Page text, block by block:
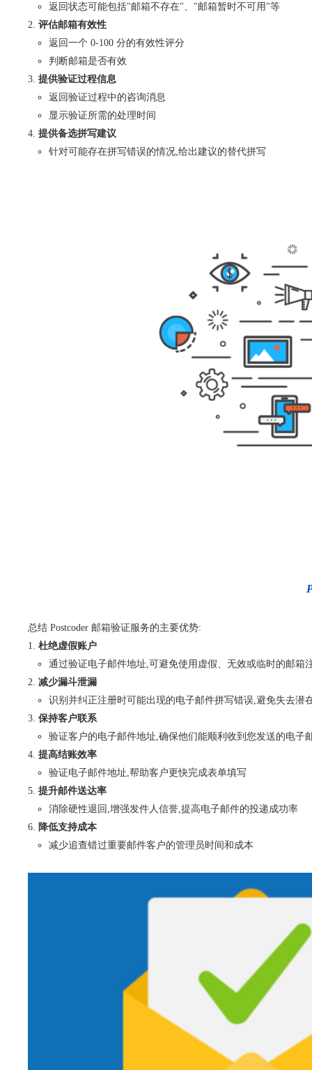
返回状态可能包括"邮箱不存在"、"邮箱暂时不可用"等
评估邮箱有效性
返回一个 0-100 分的有效性评分
判断邮箱是否有效
提供验证过程信息
返回验证过程中的咨询消息
显示验证所需的处理时间
提供备选拼写建议
针对可能存在拼写错误的情况,给出建议的替代拼写
总结 Postcoder 邮箱验证服务的主要优势:
杜绝虚假账户
通过验证电子邮件地址,可避免使用虚假、无效或临时的邮箱
减少漏斗泄漏
识别并纠正注册时可能出现的电子邮件拼写错误,避免失去潜
保持客户联系
验证客户的电子邮件地址,确保他们能顺利收到您发送的电子
提高结账效率
验证电子邮件地址,帮助客户更快完成表单填写
提升邮件送达率
消除硬性退回,增强发件人信誉,提高电子邮件的投递成功率
降低支持成本
减少追查错过重要邮件客户的管理员时间和成本